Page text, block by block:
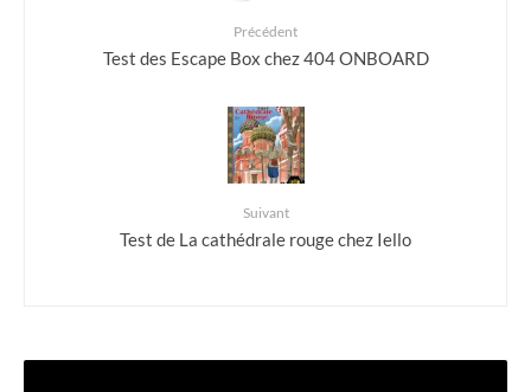
Précédent
Test des Escape Box chez 404 ONBOARD
Suivant
Test de La cathédrale rouge chez Iello